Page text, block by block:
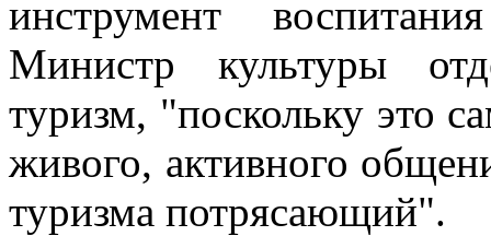
инструмент
Министр культуры
туризм, "поскольку это
живого, активного
туризма потрясающий".